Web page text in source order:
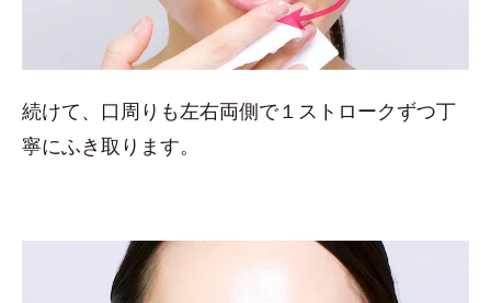
続けて、口周りも左右両側で１ストロークずつ丁
寧にふき取ります。